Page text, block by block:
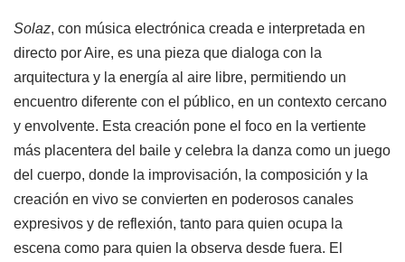
Solaz, con música electrónica creada e interpretada en
directo por Aire, es una pieza que dialoga con la
arquitectura y la energía al aire libre, permitiendo un
encuentro diferente con el público, en un contexto cercano
y envolvente. Esta creación pone el foco en la vertiente
más placentera del baile y celebra la danza como un juego
del cuerpo, donde la improvisación, la composición y la
creación en vivo se convierten en poderosos canales
expresivos y de reflexión, tanto para quien ocupa la
escena como para quien la observa desde fuera. El